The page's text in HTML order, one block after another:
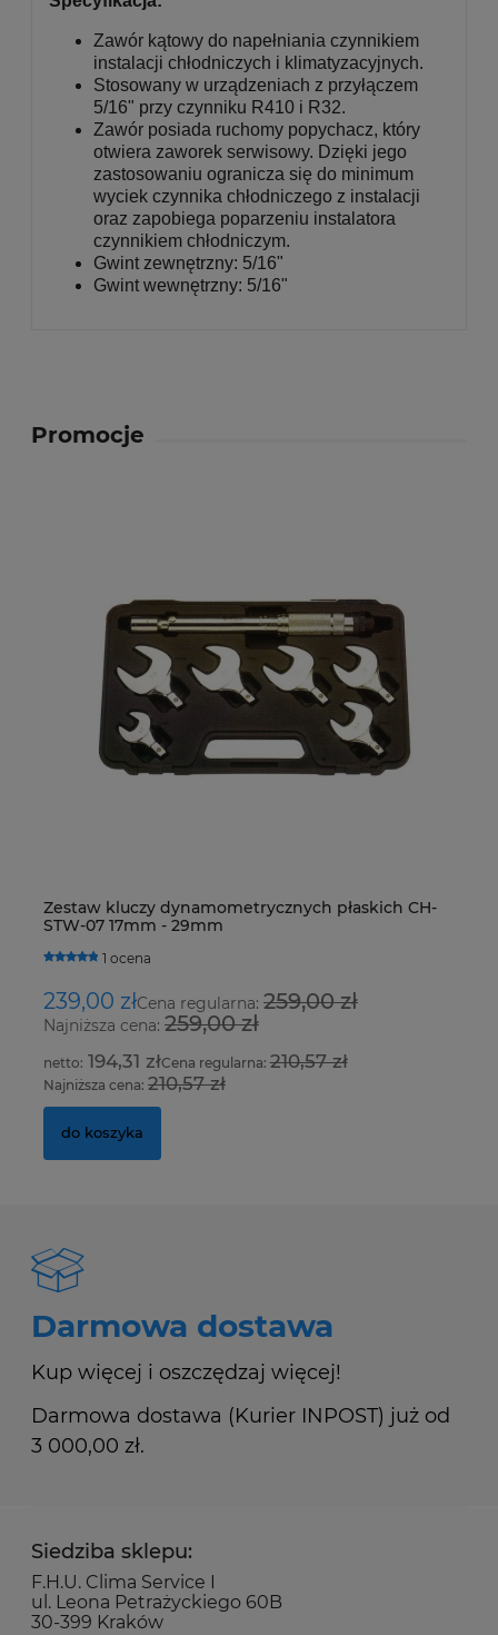
Zawór kątowy do napełniania czynnikiem
instalacji chłodniczych i klimatyzacyjnych.
Stosowany w urządzeniach z przyłączem
5/16" przy czynniku R410 i R32.
Zawór posiada ruchomy popychacz, który
otwiera zaworek serwisowy. Dzięki jego
zastosowaniu ogranicza się do minimum
wyciek czynnika chłodniczego z instalacji
oraz zapobiega poparzeniu instalatora
czynnikiem chłodniczym.
Gwint zewnętrzny: 5/16"
Gwint wewnętrzny: 5/16"
Promocje
Zestaw kluczy dynamometrycznych płaskich CH-
STW-07 17mm - 29mm
1 ocena
239,00 złCena regularna: 259,00 zł
Najniższa cena: 259,00 zł
194,31 złCena regularna:210,57 zł
Najniższa cena: 210,57 zł
do koszyka
Darmowa dostawa
Kup więcej i oszczędzaj więcej!
Darmowa dostawa (Kurier INPOST) już od
3 000,00 zł.
Siedziba sklepu:
F.H.U. Clima Service I
ul. Leona Petrażyckiego 60B
30-399 Kraków